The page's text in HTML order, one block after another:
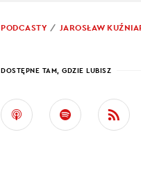
PODCASTY
JAROSŁAW
DOSTĘPNE TAM, GDZIE LUBISZ